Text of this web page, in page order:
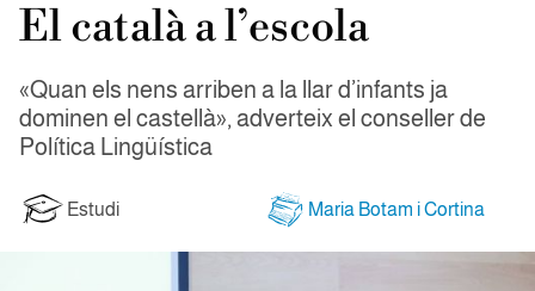
El català a l’escola
«Quan els nens arriben a la llar d’infants ja
dominen el castellà», adverteix el conseller de
Política Lingüística
Estudi Maria Botam i Cortina